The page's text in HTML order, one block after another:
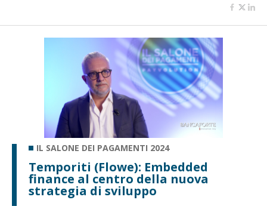
IL SALONE DEI PAGAMENTI 2024
Temporiti (Flowe): Embedded
finance al centro della nuova
strategia di sviluppo